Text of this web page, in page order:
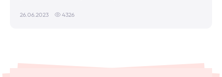
26.06.2023 4326